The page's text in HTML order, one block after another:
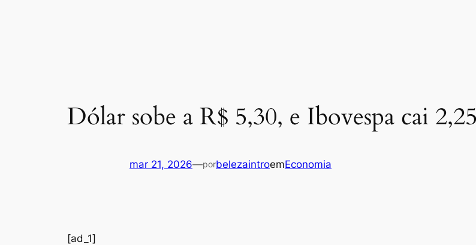
Dólar sobe a R$ 5,30, e Ibovespa cai
mar 21, 2026—porbelezaintroemEconomia
[ad_1]